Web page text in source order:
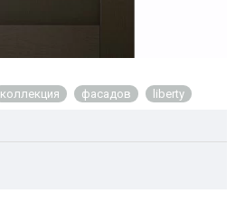
коллекция фасадов liberty